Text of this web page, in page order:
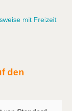
mit Freizeit
den